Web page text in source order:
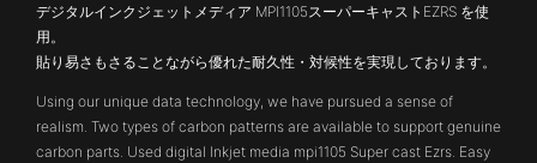
デジタルインクジェットメディア MPI1105スーパーキャストEZRS を使
用。
貼り易さもさることながら優れた耐久性・対候性を実現しております。
Using our unique data technology, we have pursued a sense of
realism. Two types of carbon patterns are available to support genuine
carbon parts. Used digital Inkjet media mpi1105 Super cast Ezrs. Easy